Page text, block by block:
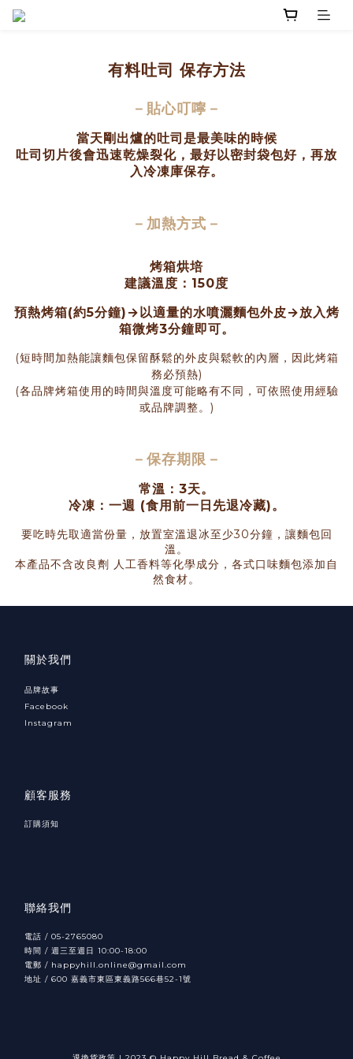
有料吐司 保存方法
－ 貼心叮嚀 －
當天剛出爐的吐司是最美味的時候
吐司切片後會迅速乾燥裂化，最好以密封袋包好，再放
入冷凍庫保存。
－加熱方式－
烤箱烘培
建議溫度：150度
預熱烤箱(約5分鐘)→以適量的水噴灑麵包外皮→放入烤
箱微烤3分鐘即可。
(短時間加熱能讓麵包保留酥鬆的外皮與鬆軟的內層，因此烤箱
務必預熱)
(各品牌烤箱使用的時間與溫度可能略有不同，可依照使用經驗
或品牌調整。)
－ 保存期限 －
常溫：3天。
冷凍：一週 (食用前一日先退冷藏)。
要吃時先取適當份量，放置室溫退冰至少30分鐘，讓麵包回
溫。
本產品不含改良劑 人工香料等化學成分，各式口味麵包添加自
然食材。
關於我們
品牌故事
Facebook
Instagram
顧客服務
訂購須知
聯絡我們
電話 / 05-2765080
時間 / 週三至週日 10:00-18:00
電郵 / happyhill.online@gmail.com
地址 / 600 嘉義市東區東義路566巷52-1號